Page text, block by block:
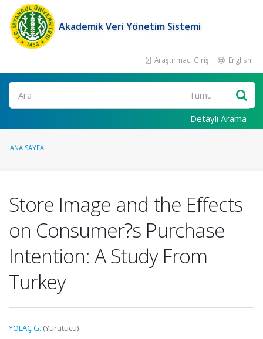
Akademik Veri Yönetim Sistemi
Araştırmacı Girişi English
Ara
Detaylı Arama
ANA SAYFA
Store Image and the Effects
on Consumer?s Purchase
Intention: A Study From
Turkey
YOLAÇ G. (Yürütücü)